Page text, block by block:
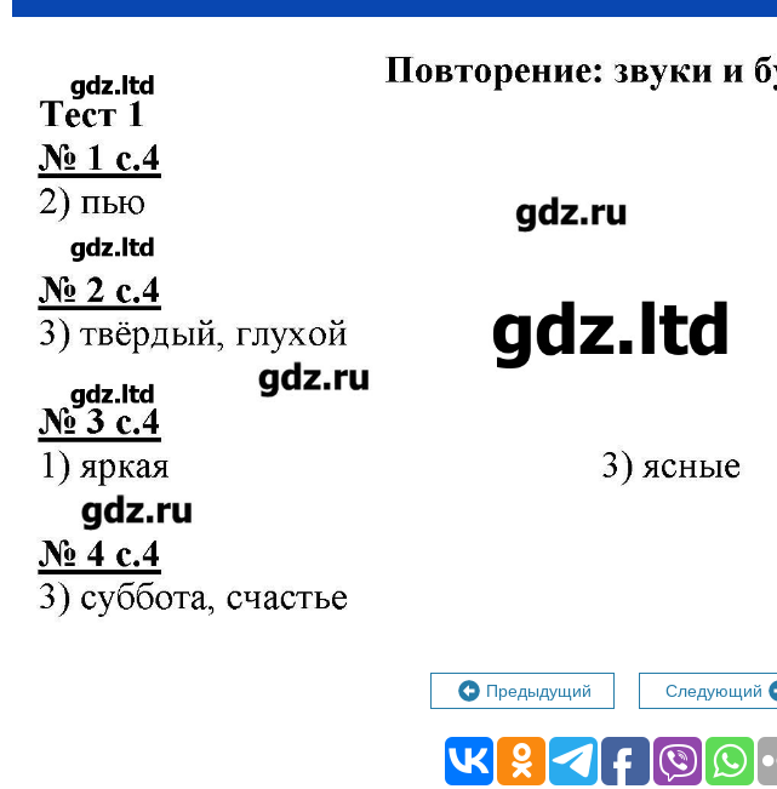
Предыдущий Следующий